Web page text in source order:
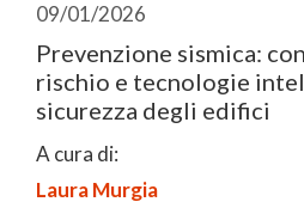
09/01/2026
Prevenzione sismica:
rischio e tecnologie
sicurezza degli edifici
A cura di:
Laura Murgia